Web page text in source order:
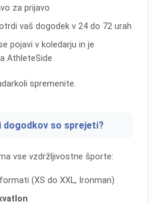
za prijavo
vaš dogodek v 24 do 72 urah
pojavi v koledarju in je
AthleteSide
spremenite.
so sprejeti?
vse vzdržljivostne športe:
(XS do XXL, Ironman)